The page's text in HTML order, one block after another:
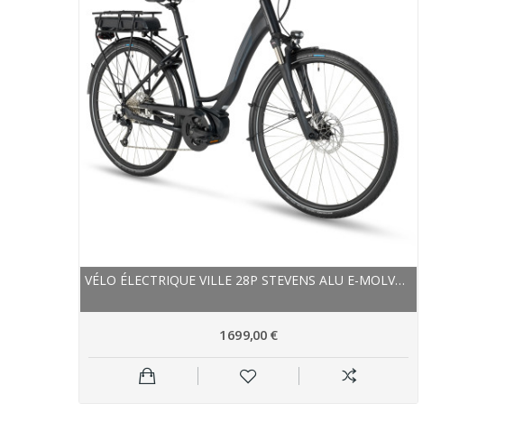
VÉLO ÉLECTRIQUE VILLE 28P STEVENS ALU E-MOLVENO...
1 699,00 €